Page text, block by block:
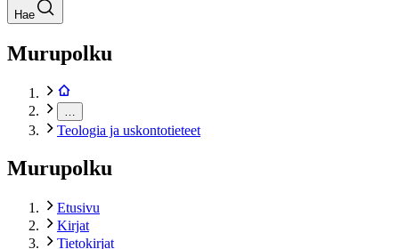
Hae
Murupolku
Teologia ja uskontotieteet
Murupolku
Etusivu
Kirjat
Tietokirjat